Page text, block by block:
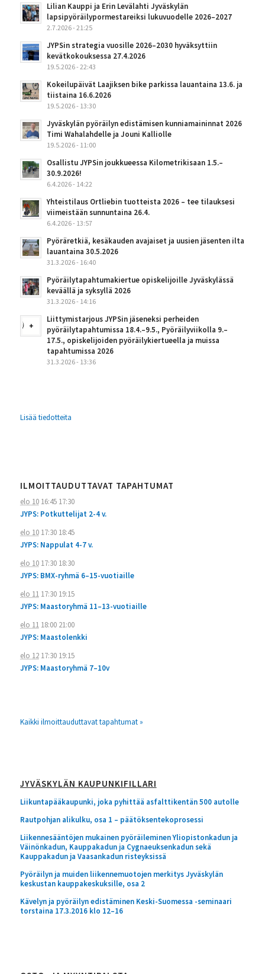
Lilian Kauppi ja Erin Levälahti Jyväskylän
lapsipyöräilypormestareiksi lukuvuodelle 2026–2027
2.7.2026 - 21:25
JYPSin strategia vuosille 2026–2030 hyväksyttiin
kevätkokouksessa 27.4.2026
19.5.2026 - 22:43
Kokeilupäivät Laajiksen bike parkissa lauantaina 13.6. ja
tiistaina 16.6.2026
19.5.2026 - 13:30
Jyväskylän pyöräilyn edistämisen kunniamaininnat 2026
Timi Wahalahdelle ja Jouni Kalliolle
19.5.2026 - 11:00
Osallistu JYPSin joukkueessa Kilometrikisaan 1.5.–
30.9.2026!
6.4.2026 - 14:22
Yhteistilaus Ortliebin tuotteista 2026 – tee tilauksesi
viimeistään sunnuntaina 26.4.
6.4.2026 - 13:57
Pyöräretkiä, kesäkauden avajaiset ja uusien jäsenten ilta
lauantaina 30.5.2026
31.3.2026 - 16:40
Pyöräilytapahtumakiertue opiskelijoille Jyväskylässä
keväällä ja syksyllä 2026
31.3.2026 - 14:16
Liittymistarjous JYPSin jäseneksi perheiden
pyöräilytapahtumissa 18.4.–9.5., Pyöräilyviikolla 9.–
17.5., opiskelijoiden pyöräilykiertueella ja muissa
tapahtumissa 2026
31.3.2026 - 13:36
Lisää tiedotteita
ILMOITTAUDUTTAVAT TAPAHTUMAT
elo 1016:45 17:30
JYPS: Potkuttelijat 2-4 v.
elo 1017:30 18:45
JYPS: Nappulat 4-7 v.
elo 1017:30 18:30
JYPS: BMX-ryhmä 6–15-vuotiaille
elo 1117:30 19:15
JYPS: Maastoryhmä 11–13-vuotiaille
elo 1118:00 21:00
JYPS: Maastolenkki
elo 1217:30 19:15
JYPS: Maastoryhmä 7–10v
Kaikki ilmoittauduttavat tapahtumat »
JYVÄSKYLÄN KAUPUNKIFILLARI
Liikuntapääkaupunki, joka pyhittää asfalttikentän 500 autolle
Rautpohjan alikulku, osa 1 – päätöksentekoprosessi
Liikennesääntöjen mukainen pyöräileminen Yliopistonkadun ja
Väinönkadun, Kauppakadun ja Cygnaeuksenkadun sekä
Kauppakadun ja Vaasankadun risteyksissä
Pyöräilyn ja muiden liikennemuotojen merkitys Jyväskylän
keskustan kauppakeskuksille, osa 2
Kävelyn ja pyöräilyn edistäminen Keski-Suomessa -seminaari
torstaina 17.3.2016 klo 12–16